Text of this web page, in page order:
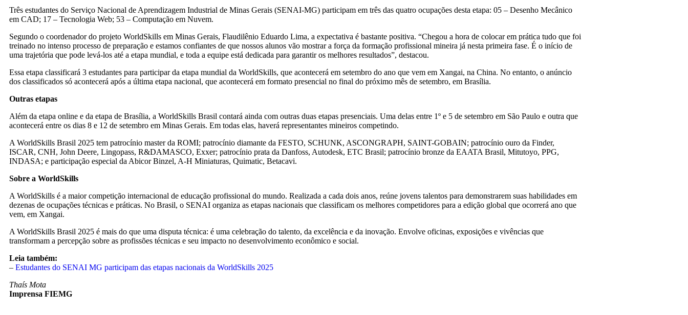
Três estudantes do Serviço Nacional de Aprendizagem Industrial de Minas Gerais (SENAI-MG) participam em três das quatro ocupações desta etapa: 05 – Desenho Mecânico
em CAD; 17 – Tecnologia Web; 53 – Computação em Nuvem.
Segundo o coordenador do projeto WorldSkills em Minas Gerais, Flaudilênio Eduardo Lima, a expectativa é bastante positiva. “Chegou a hora de colocar em prática tudo que foi
treinado no intenso processo de preparação e estamos confiantes de que nossos alunos vão mostrar a força da formação profissional mineira já nesta primeira fase. É o início de
uma trajetória que pode levá-los até a etapa mundial, e toda a equipe está dedicada para garantir os melhores resultados”, destacou.
Essa etapa classificará 3 estudantes para participar da etapa mundial da WorldSkills, que acontecerá em setembro do ano que vem em Xangai, na China. No entanto, o anúncio
dos classificados só acontecerá após a última etapa nacional, que acontecerá em formato presencial no final do próximo mês de setembro, em Brasília.
Outras etapas
Além da etapa online e da etapa de Brasília, a WorldSkills Brasil contará ainda com outras duas etapas presenciais. Uma delas entre 1º e 5 de setembro em São Paulo e outra que
acontecerá entre os dias 8 e 12 de setembro em Minas Gerais. Em todas elas, haverá representantes mineiros competindo.
A WorldSkills Brasil 2025 tem patrocínio master da ROMI; patrocínio diamante da FESTO, SCHUNK, ASCONGRAPH, SAINT-GOBAIN; patrocínio ouro da Finder,
ISCAR, CNH, John Deere, Lingopass, R&DAMASCO, Exxer; patrocínio prata da Danfoss, Autodesk, ETC Brasil; patrocínio bronze da EAATA Brasil, Mitutoyo, PPG,
INDASA; e participação especial da Abicor Binzel, A-H Miniaturas, Quimatic, Betacavi.
Sobre a WorldSkills
A WorldSkills é a maior competição internacional de educação profissional do mundo. Realizada a cada dois anos, reúne jovens talentos para demonstrarem suas habilidades em
dezenas de ocupações técnicas e práticas. No Brasil, o SENAI organiza as etapas nacionais que classificam os melhores competidores para a edição global que ocorrerá ano que
vem, em Xangai.
A WorldSkills Brasil 2025 é mais do que uma disputa técnica: é uma celebração do talento, da excelência e da inovação. Envolve oficinas, exposições e vivências que
transformam a percepção sobre as profissões técnicas e seu impacto no desenvolvimento econômico e social.
Leia também:
– Estudantes do SENAI MG participam das etapas nacionais da WorldSkills 2025
Thaís Mota
Imprensa FIEMG